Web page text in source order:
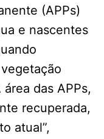
(APPs)
e nascentes
das APPs,
recuperada,
atual”,